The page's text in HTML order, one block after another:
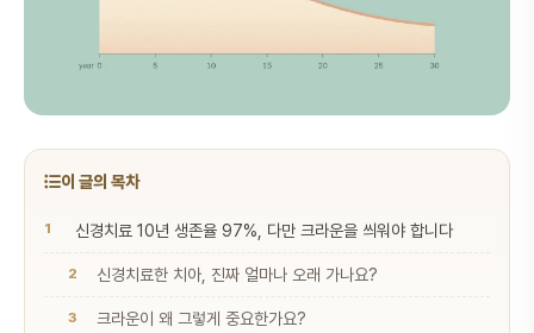
이 글의 목차
신경치료 10년 생존율 97%, 다만 크라운을 씌워야 합니다
신경치료한 치아, 진짜 얼마나 오래 가나요?
크라운이 왜 그렇게 중요한가요?